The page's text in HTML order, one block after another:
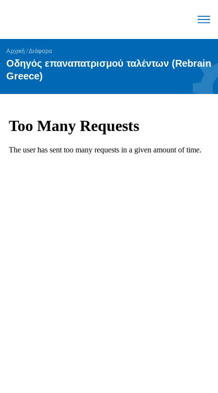
Αρχική /Διάφορα
Οδηγός επαναπατρισμού ταλέντων (Rebrain
Greece)